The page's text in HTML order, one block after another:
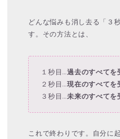
どんな悩みも消し去る「３
す。その方法とは、
１秒目…過去のすべてを
２秒目…現在のすべてを
３秒目…未来のすべてを
これで終わりです。自分に